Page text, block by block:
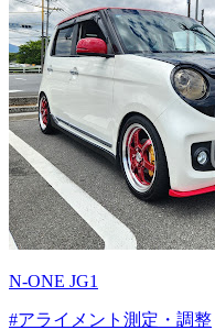
N-ONE JG1
#アライメント測定・調整